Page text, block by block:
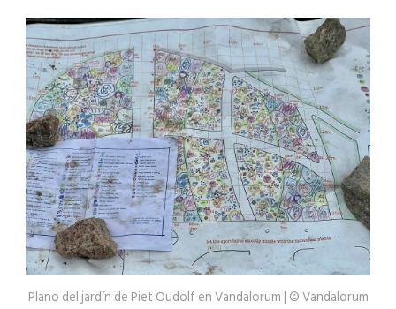
Plano del jardín de Piet Oudolf en Vandalorum | © Vandalorum